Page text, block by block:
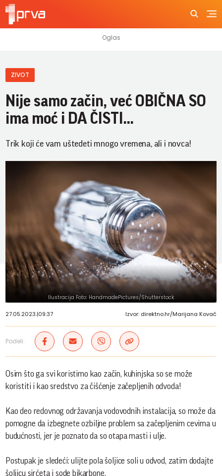
ZIVOT
Nije samo začin, već OBIČNA SO
ima moć i DA ČISTI...
Trik koji će vam uštedeti mnogo vremena, ali i novca!
Ilustracija Foto: HandmadePictures/Shutterstock
27.05.2023.|09:37 Izvor: direktno.hr/Marijana Kovač
Podeli:
Osim što ga svi koristimo kao začin, kuhinjska so se može
koristiti i kao sredstvo za čišćenje začepljenih odvoda!
Kao deo redovnog održavanja vodovodnih instalacija, so može da
pomogne da izbegnete ozbiljne problem sa začepljenim cevima u
budućnosti, jer je poznato da so otapa masti i ulje.
Postupak je sledeći: ulijte pola šoljice soli u odvod, zatim dodajte
šoljicu sirćeta i sode bikarbone.